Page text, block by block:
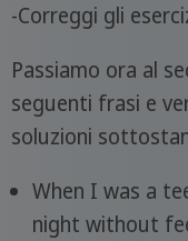
-Correggi gli
Passiamo ora al
seguenti frasi e
soluzioni
When I was a
night without